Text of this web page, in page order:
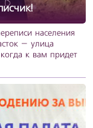
населения
– улица
к вам придет